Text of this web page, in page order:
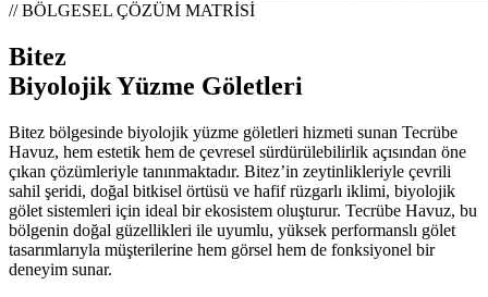
// BÖLGESEL ÇÖZÜM MATRİSİ
Bitez
Biyolojik Yüzme Göletleri
Bitez bölgesinde biyolojik yüzme göletleri hizmeti sunan Tecrübe
Havuz, hem estetik hem de çevresel sürdürülebilirlik açısından öne
çıkan çözümleriyle tanınmaktadır. Bitez’in zeytinlikleriyle çevrili
sahil şeridi, doğal bitkisel örtüsü ve hafif rüzgarlı iklimi, biyolojik
gölet sistemleri için ideal bir ekosistem oluşturur. Tecrübe Havuz, bu
bölgenin doğal güzellikleri ile uyumlu, yüksek performanslı gölet
tasarımlarıyla müşterilerine hem görsel hem de fonksiyonel bir
deneyim sunar.